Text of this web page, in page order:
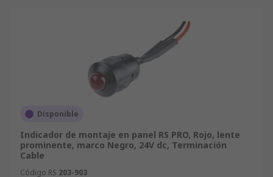
Disponible
Indicador de montaje en panel RS PRO, Rojo, lente
prominente, marco Negro, 24V dc, Terminación
Cable
Código RS 203-903